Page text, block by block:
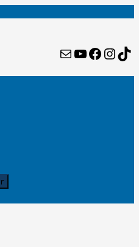
MailYouTube